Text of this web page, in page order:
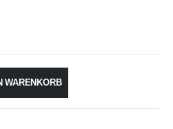
WARENKORB